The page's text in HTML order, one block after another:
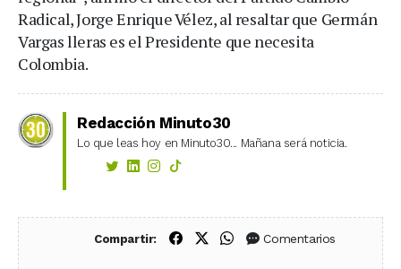
Radical, Jorge Enrique Vélez, al resaltar que Germán
Vargas lleras es el Presidente que necesita
Colombia.
Redacción Minuto30
Lo que leas hoy en Minuto30... Mañana será noticia.
Compartir: Compartir en Facebook
Compartir en X (Twitter)
Compartir en WhatsApp
Comentarios